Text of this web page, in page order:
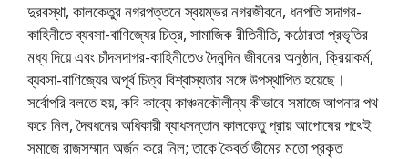
দুরবস্থা, কালকেতুর নগরপত্তনে স্বয়ম্ভর নগরজীবনে, ধনপতি সদাগর-
কাহিনীতে ব্যবসা-বাণিজ্যের চিত্র, সামাজিক রীতিনীতি, কঠোরতা প্রভৃতির
মধ্য দিয়ে এবং চাঁদসদাগর-কাহিনীতেও দৈনন্দিন জীবনের অনুষ্ঠান, ক্রিয়াকর্ম,
ব্যবসা-বাণিজ্যের অপূর্ব চিত্র বিশ্বাস্যতার সঙ্গে উপস্থাপিত হয়েছে।
সর্বোপরি বলতে হয়, কবি কাব্যে কাঞ্চনকৌলীন্য কীভাবে সমাজে আপনার পথ
করে নিল, দৈবধনের অধিকারী ব্যাধসন্তান কালকেতু প্রায় আপােষের পথেই
সমাজে রাজসম্মান অর্জন করে নিল; তাকে কৈবর্ত ভীমের মতাে প্রকৃত